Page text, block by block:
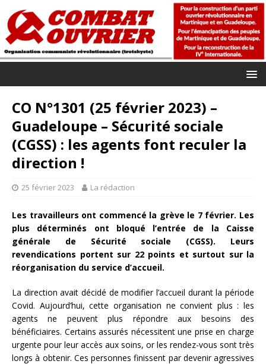
CO N°1301 (25 février 2023) –
Guadeloupe – Sécurité sociale
(CGSS) : les agents font reculer la
direction !
25 février 2023 La rédaction
Les travailleurs ont commencé la grève le 7 février. Les
plus déterminés ont bloqué l’entrée de la Caisse
générale de Sécurité sociale (CGSS). Leurs
revendications portent sur 22 points et surtout sur la
réorganisation du service d’accueil.
La direction avait décidé de modifier l’accueil durant la période
Covid. Aujourd’hui, cette organisation ne convient plus : les
agents ne peuvent plus répondre aux besoins des
bénéficiaires. Certains assurés nécessitent une prise en charge
urgente pour leur accès aux soins, or les rendez-vous sont très
longs à obtenir. Ces personnes finissent par devenir agressives